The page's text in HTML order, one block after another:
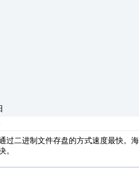
过二进制文件存盘的方式速度最快。
。